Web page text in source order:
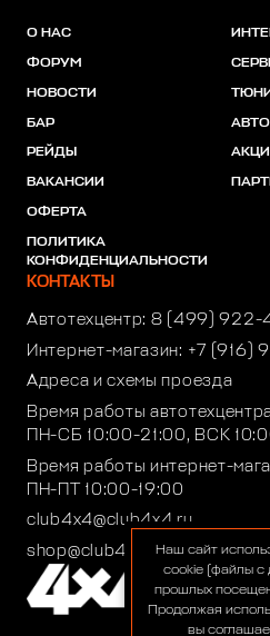
О НАС
ФОРУМ
НОВОСТИ
БАР
РЕЙДЫ
ВАКАНСИИ
ОФЕРТА
ПОЛИТИКА
КОНФИДЕНЦИАЛЬНОСТИ
КОНТАКТЫ
Автотехцентр: 8 (499) 922-
Интернет-магазин: +7 (916)
Адреса и схемы проезда
Время работы
ПН-СБ 10:00-21:00, ВСК
Время работы интернет-
ПН-ПТ 10:00-19:00
club4x4@club4x4.ru
shop@club4x4.ruНаш сайт
cookie (файлы с
прошлых
Продолжая
вы